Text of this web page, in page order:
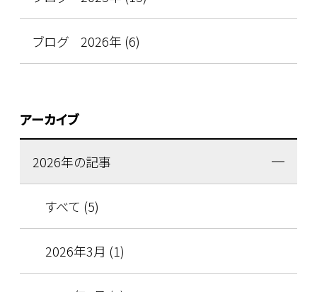
ブログ 2026年 (6)
アーカイブ
2026年の記事
すべて (5)
2026年3月 (1)